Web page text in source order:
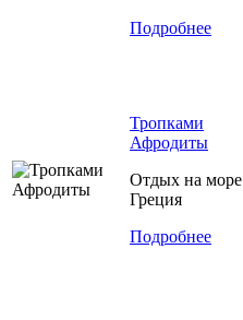
Подробнее
Тропками
Афродиты
Отдых на море
Греция
Подробнее